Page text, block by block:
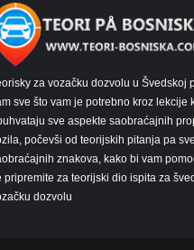
za vozačku dozvolu u Švedskoj
sve što vam je potrebno kroz lekcije
sve aspekte saobraćajnih
počevši od teorijskih pitanja pa
znakova, kako bi vam
pripremite za teorijski dio ispita za
dozvolu